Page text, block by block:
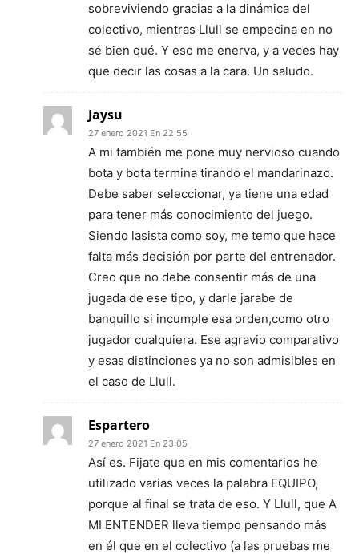
sobreviviendo gracias a la dinámica del
colectivo, mientras Llull se empecina en no
sé bien qué. Y eso me enerva, y a veces hay
que decir las cosas a la cara. Un saludo.
Jaysu
27 enero 2021 En 22:55
A mi también me pone muy nervioso cuando
bota y bota termina tirando el mandarinazo.
Debe saber seleccionar, ya tiene una edad
para tener más conocimiento del juego.
Siendo lasista como soy, me temo que hace
falta más decisión por parte del entrenador.
Creo que no debe consentir más de una
jugada de ese tipo, y darle jarabe de
banquillo si incumple esa orden,como otro
jugador cualquiera. Ese agravio comparativo
y esas distinciones ya no son admisibles en
el caso de Llull.
Espartero
27 enero 2021 En 23:05
Así es. Fijate que en mis comentarios he
utilizado varias veces la palabra EQUIPO,
porque al final se trata de eso. Y Llull, que A
MI ENTENDER lleva tiempo pensando más
en él que en el colectivo (a las pruebas me